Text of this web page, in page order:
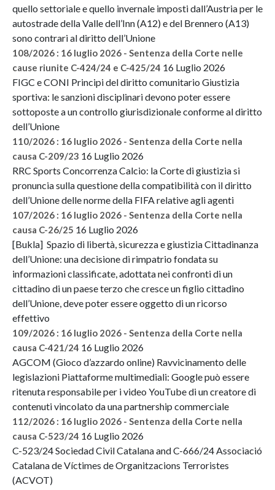
quello settoriale e quello invernale imposti dall’Austria per le
autostrade della Valle dell’Inn (A12) e del Brennero (A13)
sono contrari al diritto dell’Unione
108/2026 : 16 luglio 2026 - Sentenza della Corte nelle
cause riunite C-424/24 e C-425/24 16 Luglio 2026
FIGC e CONI Principi del diritto comunitario Giustizia
sportiva: le sanzioni disciplinari devono poter essere
sottoposte a un controllo giurisdizionale conforme al diritto
dell’Unione
110/2026 : 16 luglio 2026 - Sentenza della Corte nella
causa C-209/23 16 Luglio 2026
RRC Sports Concorrenza Calcio: la Corte di giustizia si
pronuncia sulla questione della compatibilità con il diritto
dell’Unione delle norme della FIFA relative agli agenti
107/2026 : 16 luglio 2026 - Sentenza della Corte nella
causa C-26/25 16 Luglio 2026
[Bukla] Spazio di libertà, sicurezza e giustizia Cittadinanza
dell’Unione: una decisione di rimpatrio fondata su
informazioni classificate, adottata nei confronti di un
cittadino di un paese terzo che cresce un figlio cittadino
dell’Unione, deve poter essere oggetto di un ricorso
effettivo
109/2026 : 16 luglio 2026 - Sentenza della Corte nella
causa C-421/24 16 Luglio 2026
AGCOM (Gioco d’azzardo online) Ravvicinamento delle
legislazioni Piattaforme multimediali: Google può essere
ritenuta responsabile per i video YouTube di un creatore di
contenuti vincolato da una partnership commerciale
112/2026 : 16 luglio 2026 - Sentenza della Corte nella
causa C-523/24 16 Luglio 2026
C-523/24 Sociedad Civil Catalana and C-666/24 Associació
Catalana de Víctimes de Organitzacions Terroristes
(ACVOT)